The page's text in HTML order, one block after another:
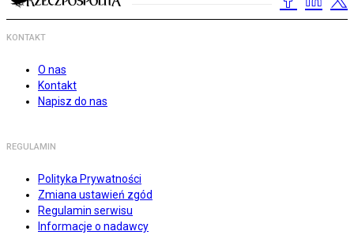
KONTAKT
O nas
Kontakt
Napisz do nas
REGULAMIN
Polityka Prywatności
Zmiana ustawień zgód
Regulamin serwisu
Informacje o nadawcy